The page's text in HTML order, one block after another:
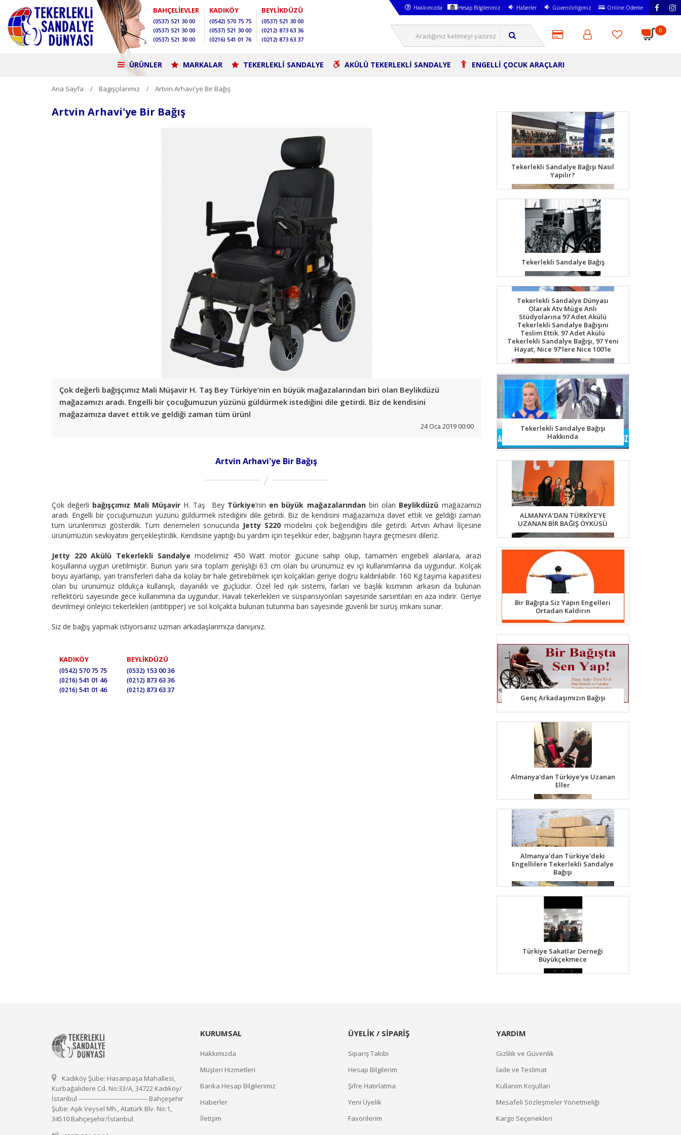
BAHÇELİEVLER
(0537) 521 30 00
(0537) 521 30 00
(0537) 521 30 00
KADIKÖY
(0542) 570 75 75
(0537) 521 30 00
(0216) 541 01 76
BEYLİKDÜZÜ
(0537) 521 30 00
(0212) 873 63 36
(0212) 873 63 37
Hakkımızda Hesap Bilgilerimiz Haberler Güvenilirliğimiz Online Ödeme
0
ÜRÜNLER MARKALAR TEKERLEKLİ SANDALYE AKÜLÜ TEKERLEKLİ SANDALYE ENGELLİ ÇOCUK ARAÇLARI
Ana Sayfa Bagışçılarımız Artvin Arhavi'ye Bir Bağış
Artvin Arhavi'ye Bir Bağış
Çok değerli bağışçımız Mali Müşavir H. Taş Bey Türkiye’nin en büyük mağazalarından biri olan Beylikdüzü
mağazamızı aradı. Engelli bir çocuğumuzun yüzünü güldürmek istediğini dile getirdi. Biz de kendisini
mağazamıza davet ettik ve geldiği zaman tüm ürünl
24 Oca 2019 00:00
Artvin Arhavi'ye Bir Bağış
Çok değerli bağışçımız Mali MüşavirH. Taş Bey Türkiye’nin en büyük mağazalarındanbiri olan Beylikdüzü mağazamızı
aradı. Engelli bir çocuğumuzun yüzünü güldürmek istediğini dile getirdi. Biz de kendisini mağazamıza davet ettik ve geldiği zaman
tüm ürünlerimizi gösterdik. Tüm denemeleri sonucunda Jetty S220modelini çok beğendiğini dile getirdi. Artvin Arhavi İlçesine
ürünümüzün sevkiyatını gerçekleştirdik. Kendisine yaptığı bu yardım için teşekkür eder, bağışının hayra geçmesini dileriz.
Jetty 220 Akülü Tekerlekli Sandalye modelimiz 450 Watt motor gücüne sahip olup, tamamen engebeli alanlara, arazi
koşullarına uygun üretilmiştir. Bunun yanı sıra toplam genişliği 63 cm olan bu ürünümüz ev içi kullanımlarına da uygundur. Kolçak
boyu ayarlanıp, yan transferleri daha da kolay bir hale getirebilmek için kolçakları geriye doğru kaldırılabilir. 160 Kg taşıma kapasitesi
olan bu ürünümüz oldukça kullanışlı, dayanıklı ve güçlüdür. Özel led ışık sistemi, farları ve başlık kısmının arkasın da bulunan
reflektörü sayesinde gece kullanımına da uygundur. Havalı tekerlekleri ve süspansiyonları sayesinde sarsıntıları en aza indirir. Geriye
devrilmeyi önleyici tekerlekleri (antitipper) ve sol kolçakta bulunan tutunma barı sayesinde güvenli bir sürüş imkanı sunar.
Siz de bağış yapmak istiyorsanız uzman arkadaşlarımıza danışınız.
KADIKÖY
(0542)570 75 75
(0216)541 01 46
(0216)541 01 46
BEYLİKDÜZÜ
(0532)153 00 36
(0212) 873 63 36
(0212) 873 63 37
Tekerlekli Sandalye Bağışı Nasıl
Yapılır?
Tekerlekli Sandalye Bağış
Tekerlekli Sandalye Dünyası
Olarak Atv Müge Anlı
Stüdyolarına 97 Adet Akülü
Tekerlekli Sandalye Bağışını
Teslim Ettik. 97 Adet Akülü
Tekerlekli Sandalye Bağışı, 97 Yeni
Hayat, Nice 97’lere Nice 100’le
Tekerlekli Sandalye Bağışı
Hakkında
ALMANYA’DAN TÜRKİYE’YE
UZANAN BİR BAĞIŞ ÖYKÜSÜ
Bir Bağışta Siz Yapın Engelleri
Ortadan Kaldırın
Genç Arkadaşımızın Bağışı
Almanya'dan Türkiye'ye Uzanan
Eller
Almanya'dan Türkiye'deki
Engellilere Tekerlekli Sandalye
Bağışı
Türkiye Sakatlar Derneği
Büyükçekmece
Kadıköy Şube: Hasanpaşa Mahallesi,
Kurbağalıdere Cd. No:33/A, 34722 Kadıköy/
İstanbul ---------------------------------- Bahçeşehir
Şube: Aşık Veysel Mh., Atatürk Blv. No:1,
34510 Bahçeşehir/İstanbul
KURUMSAL
Hakkımızda
Müşteri Hizmetleri
Banka Hesap Bilgilerimiz
Haberler
İletişim
ÜYELİK / SİPARİŞ
Sipariş Takibi
Hesap Bilgilerim
Şifre Hatırlatma
Yeni Üyelik
Favorilerim
YARDIM
Gizlilik ve Güvenlik
İade ve Teslimat
Kullanım Koşulları
Mesafeli Sözleşmeler Yönetmeliği
Kargo Seçenekleri